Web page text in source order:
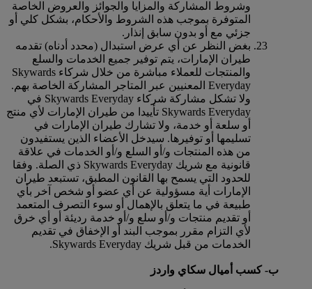
وشروط المشاركة والمزايا والجوائز والعروض الخاصة
المتوفرة بموجب هذه الشروط والأحكام، بشكل كلي أو
جزئي مع أو بدون سابق إنذار.
بغض النظر عن أي عرض استبدال (محدد أدناه) تقدمه
طيران الإمارات، يتم توفير جميع الخدمات والسلع
والمنتجات للعملاء مباشرة من خلال شركاء Skywards
Everyday المعنيين عبر المتاجر المشاركة الخاصة بهم.
ولا تشكل مشاركة شركاء Skywards Everyday في
Skywards Everyday تأييدا من طيران الإمارات لأي منتج
أو سلعة أو خدمة، ولا تشارك طيران الإمارات في
تسليمها أو توفيرها. سيدخل الأعضاء الذين يستفيدون
من هذه المنتجات و/أو السلع و/أو الخدمات في علاقة
قانونية مع شريك Skywards Everyday ذي الصلة. وفقا
للحدود التي يسمح بها القانون المطبق، تستبعد طيران
الإمارات أية مسؤولية عن أي عضو أو شخص آخر بأي
طبيعة في ما يتعلق بالإهمال أو سوء التصرف المتعمد
أو تقديم منتجات و/أو سلع و/أو خدمة رديئة أو أي خرق
لأي التزام مقرر بموجب البند أو الإخفاق في تقديم
الخدمات من قبل شريك Skywards Everyday.
ب- كسب أميال سكاي واردز